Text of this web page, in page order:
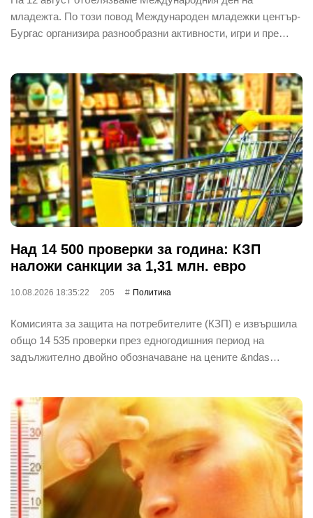
младежта. По този повод Международен младежки център-
Бургас организира разнообразни активности, игри и пре…
Над 14 500 проверки за година: КЗП
наложи санкции за 1,31 млн. евро
10.08.2026 18:35:22 205 Политика
Комисията за защита на потребителите (КЗП) е извършила
общо 14 535 проверки през едногодишния период на
задължително двойно обозначаване на цените &ndas…